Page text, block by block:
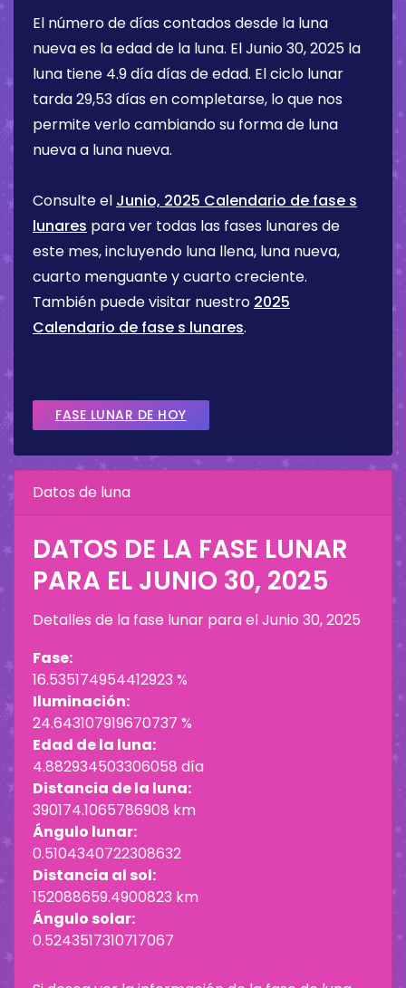
El número de días contados desde la luna
nueva es la edad de la luna. ElJunio 30, 2025 la
luna tiene 4.9 díadías de edad. El ciclo lunar
tarda 29,53 días en completarse, lo que nos
permite verlo cambiando su forma de luna
nueva a luna nueva.
Consulte el Junio, 2025 Calendario de fase s
lunares para ver todas las fases lunares de
este mes, incluyendo luna llena, luna nueva,
cuarto menguante y cuarto creciente.
También puede visitar nuestro 2025
Calendario de fase s lunares.
FASE LUNAR DE HOY
Datos de luna
DATOS DE LA FASE LUNAR
PARA EL JUNIO 30, 2025
Detalles de la fase lunar para elJunio 30, 2025
Fase:
16.535174954412923 %
Iluminación:
24.643107919670737 %
Edad de la luna:
4.882934503306058 día
Distancia de la luna:
390174.1065786908 km
Ángulo lunar:
0.5104340722308632
Distancia al sol:
152088659.4900823 km
Ángulo solar:
0.5243517310717067